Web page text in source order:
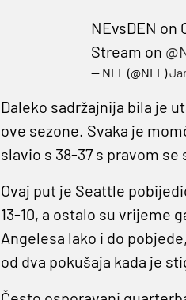
NEvsDEN on
Stream on
— NFL (@NFL)
Daleko sadržajnija bila je
ove sezone. Svaka je
slavio s 38-37 s pravom
Ovaj put je Seattle
13-10, a ostalo su vrijeme
Angelesa lako i do
od dva pokušaja kada je